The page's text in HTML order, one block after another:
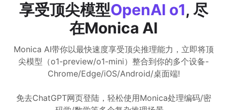
享受顶尖模型OpenAI o1, 尽
在Monica AI
Monica AI带你以最快速度享受顶尖推理能力，立即将顶
尖模型（o1-preview/o1-mini）整合到你的多个设备-
Chrome/Edge/iOS/Android/桌面端!
免去ChatGPT网页登陆，轻松使用Monica处理编码/密